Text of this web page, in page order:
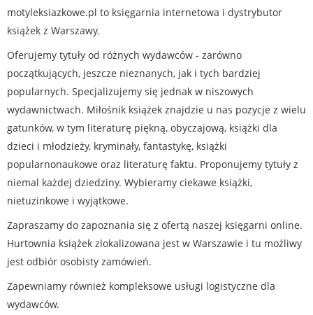
motyleksiazkowe.pl to księgarnia internetowa i dystrybutor
książek z Warszawy.
Oferujemy tytuły od różnych wydawców - zarówno
początkujących, jeszcze nieznanych, jak i tych bardziej
popularnych. Specjalizujemy się jednak w niszowych
wydawnictwach. Miłośnik książek znajdzie u nas pozycje z wielu
gatunków, w tym literaturę piękną, obyczajową, książki dla
dzieci i młodzieży, kryminały, fantastykę, książki
popularnonaukowe oraz literaturę faktu. Proponujemy tytuły z
niemal każdej dziedziny. Wybieramy ciekawe książki,
nietuzinkowe i wyjątkowe.
Zapraszamy do zapoznania się z ofertą naszej księgarni online.
Hurtownia książek zlokalizowana jest w Warszawie i tu możliwy
jest odbiór osobisty zamówień.
Zapewniamy również kompleksowe usługi logistyczne dla
wydawców.